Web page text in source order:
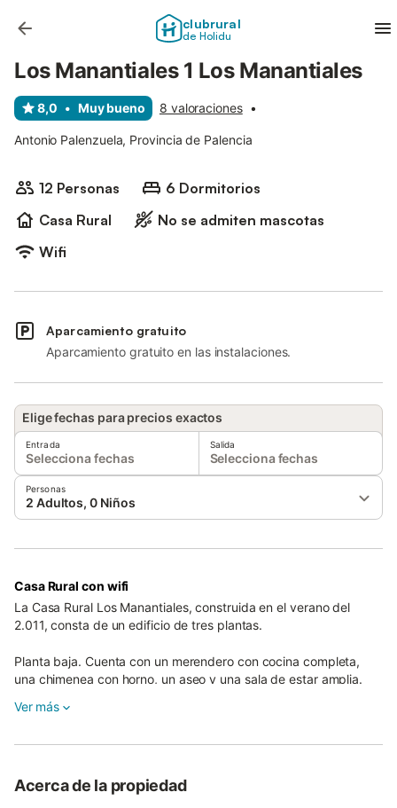
clubrural
de Holidu
Los Manantiales 1 Los Manantiales
8,0 • Muy bueno 8 valoraciones •
Antonio Palenzuela, Provincia de Palencia
12 Personas
6 Dormitorios
Casa Rural
No se admiten mascotas
Wifi
Aparcamiento gratuito
Aparcamiento gratuito en las instalaciones.
Elige fechas para precios exactos
Entrada
Selecciona fechas
Salida
Selecciona fechas
Personas
2 Adultos, 0 Niños
Casa Rural con wifi
La Casa Rural Los Manantiales, construida en el verano del
2.011, consta de un edificio de tres plantas.
Planta baja. Cuenta con un merendero con cocina completa,
una chimenea con horno, un aseo y una sala de estar amplia.
Segunda planta.Cuenta con una cocina-comedor, un baño, dos
habitaciones dobles y una matrimonial.
Ver más
Acerca de la propiedad